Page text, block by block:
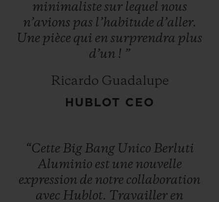
minimaliste sur lequel nous
n’avions pas l’habitude d’aller.
Une pièce qui en surprendra plus
d’un ! ”
Ricardo Guadalupe
HUBLOT CEO
“Cette Big Bang Unico Berluti
Aluminio est une nouvelle
expression de notre collaboration
avec Hublot. Travailler en
TROUVER UNE BOUTIQUE